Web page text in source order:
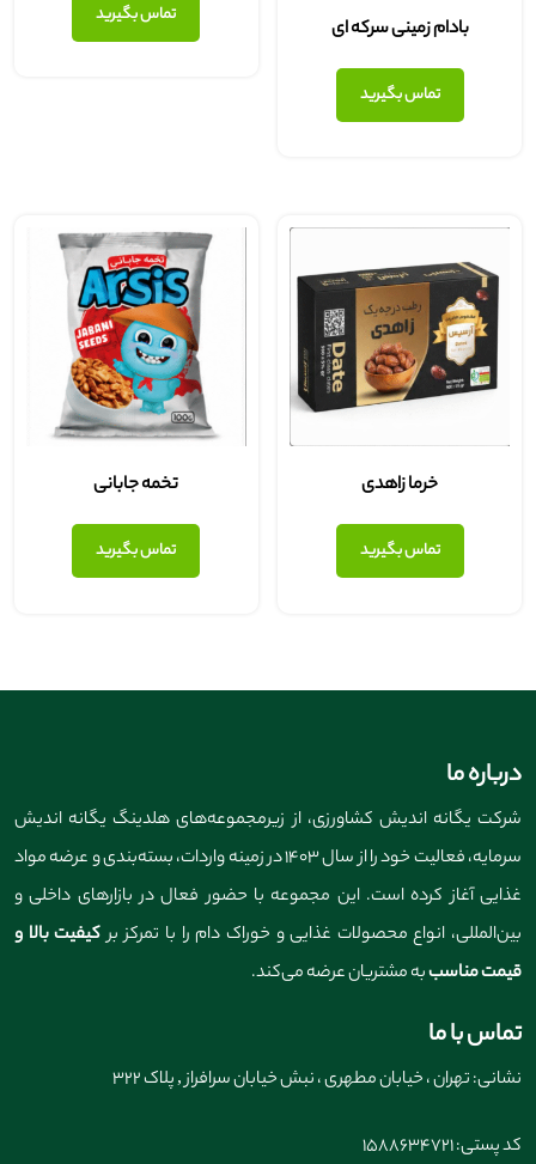
بادام زمینی سرکه ای
تماس بگیرید
تماس بگیرید
خرما زاهدی
تماس بگیرید
تخمه جابانی
تماس بگیرید
درباره ما
شرکت یگانه اندیش کشاورزی، از زیرمجموعه‌های هلدینگ یگانه اندیش
سرمایه، فعالیت خود را از سال ۱۴۰۳ در زمینه واردات، بسته‌بندی و عرضه مواد
غذایی آغاز کرده است. این مجموعه با حضور فعال در بازارهای داخلی و
بین‌المللی، انواع محصولات غذایی و خوراک دام را با تمرکز برکیفیت بالا و
قیمت مناسببه مشتریان عرضه می‌کند.
تماس با ما
نشانی: تهران ، خیابان مطهری ، نبش خیابان سرافراز , پلاک 322
کد پستی: 1588634721